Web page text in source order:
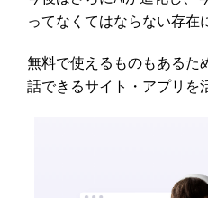
ってなくてはならない存在
無料で使えるものもあるた
話できるサイト・アプリを